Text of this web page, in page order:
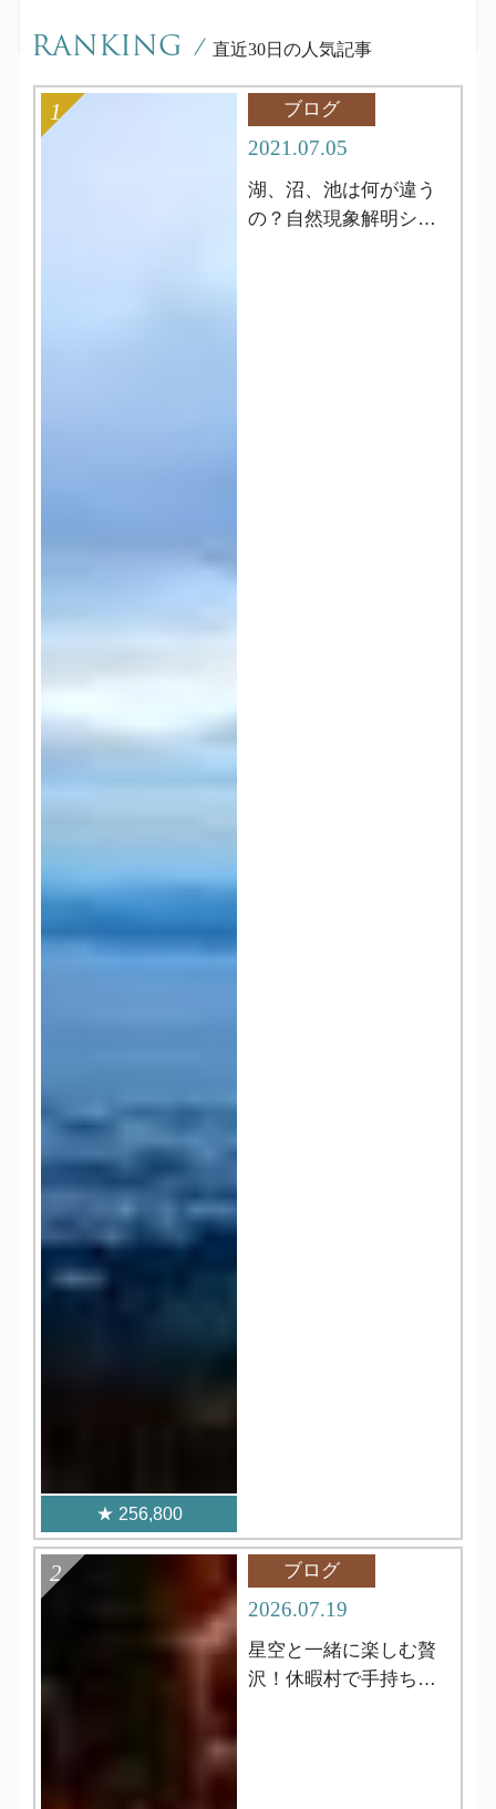
RANKING / 直近30日の人気記事
256,800
ブログ
2021.07.05
湖、沼、池は何が違う
の？自然現象解明シリ
ブログ
2026.07.19
星空と一緒に楽しむ贅
沢！休暇村で手持ち花